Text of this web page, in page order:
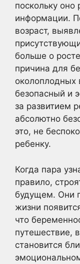
поскольку
информации.
возраст,
больше о
причина для
околоплодных
безопасный и
за развитием
абсолютно
это, не
ребенку.
Когда пара
правило,
будущем. Они
жизни
что
путешествие,
становится